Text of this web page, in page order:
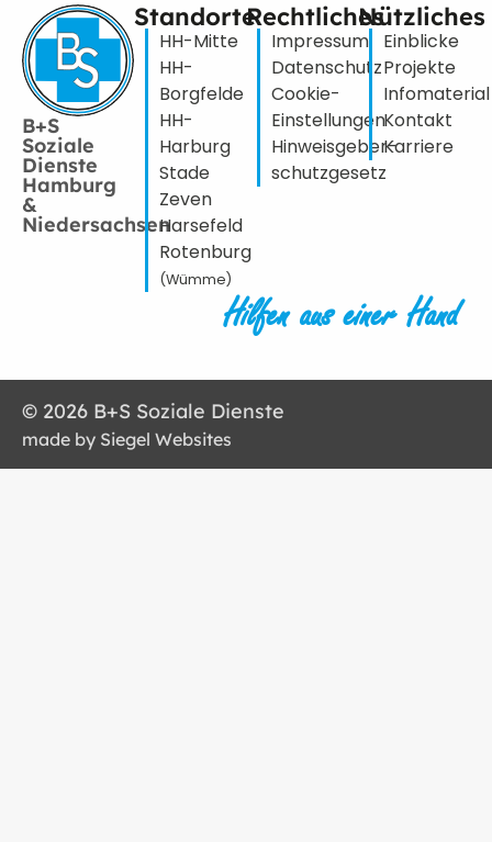
Hilfen aus einer Hand
B+S
Soziale
Dienste
Hamburg
&
Niedersachsen
Standorte
HH-Mitte
HH-
Borgfelde
HH-
Harburg
Stade
Zeven
Harsefeld
Rotenburg
(Wümme)
Rechtliches
Impressum
Datenschutz
Cookie-
Einstellungen
Hinweisgeber­
schutzgesetz
Nützliches
Einblicke
Projekte
Infomaterial
Kontakt
Karriere
© 2026 B+S Soziale Dienste
made by Siegel Websites